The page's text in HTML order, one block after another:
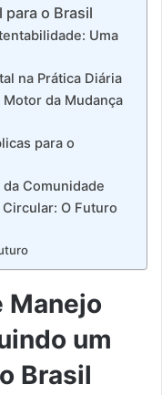
o Brasil
Uma
na Prática Diária
da Mudança
para o
Comunidade
O Futuro
Manejo
um
Brasil